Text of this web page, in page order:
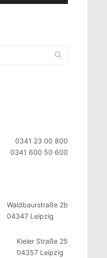
0341 23 00 800
0341 600 50 600
Waldbaurstraße 2b
04347 Leipzig
Kieler Straße 25
04357 Leipzig